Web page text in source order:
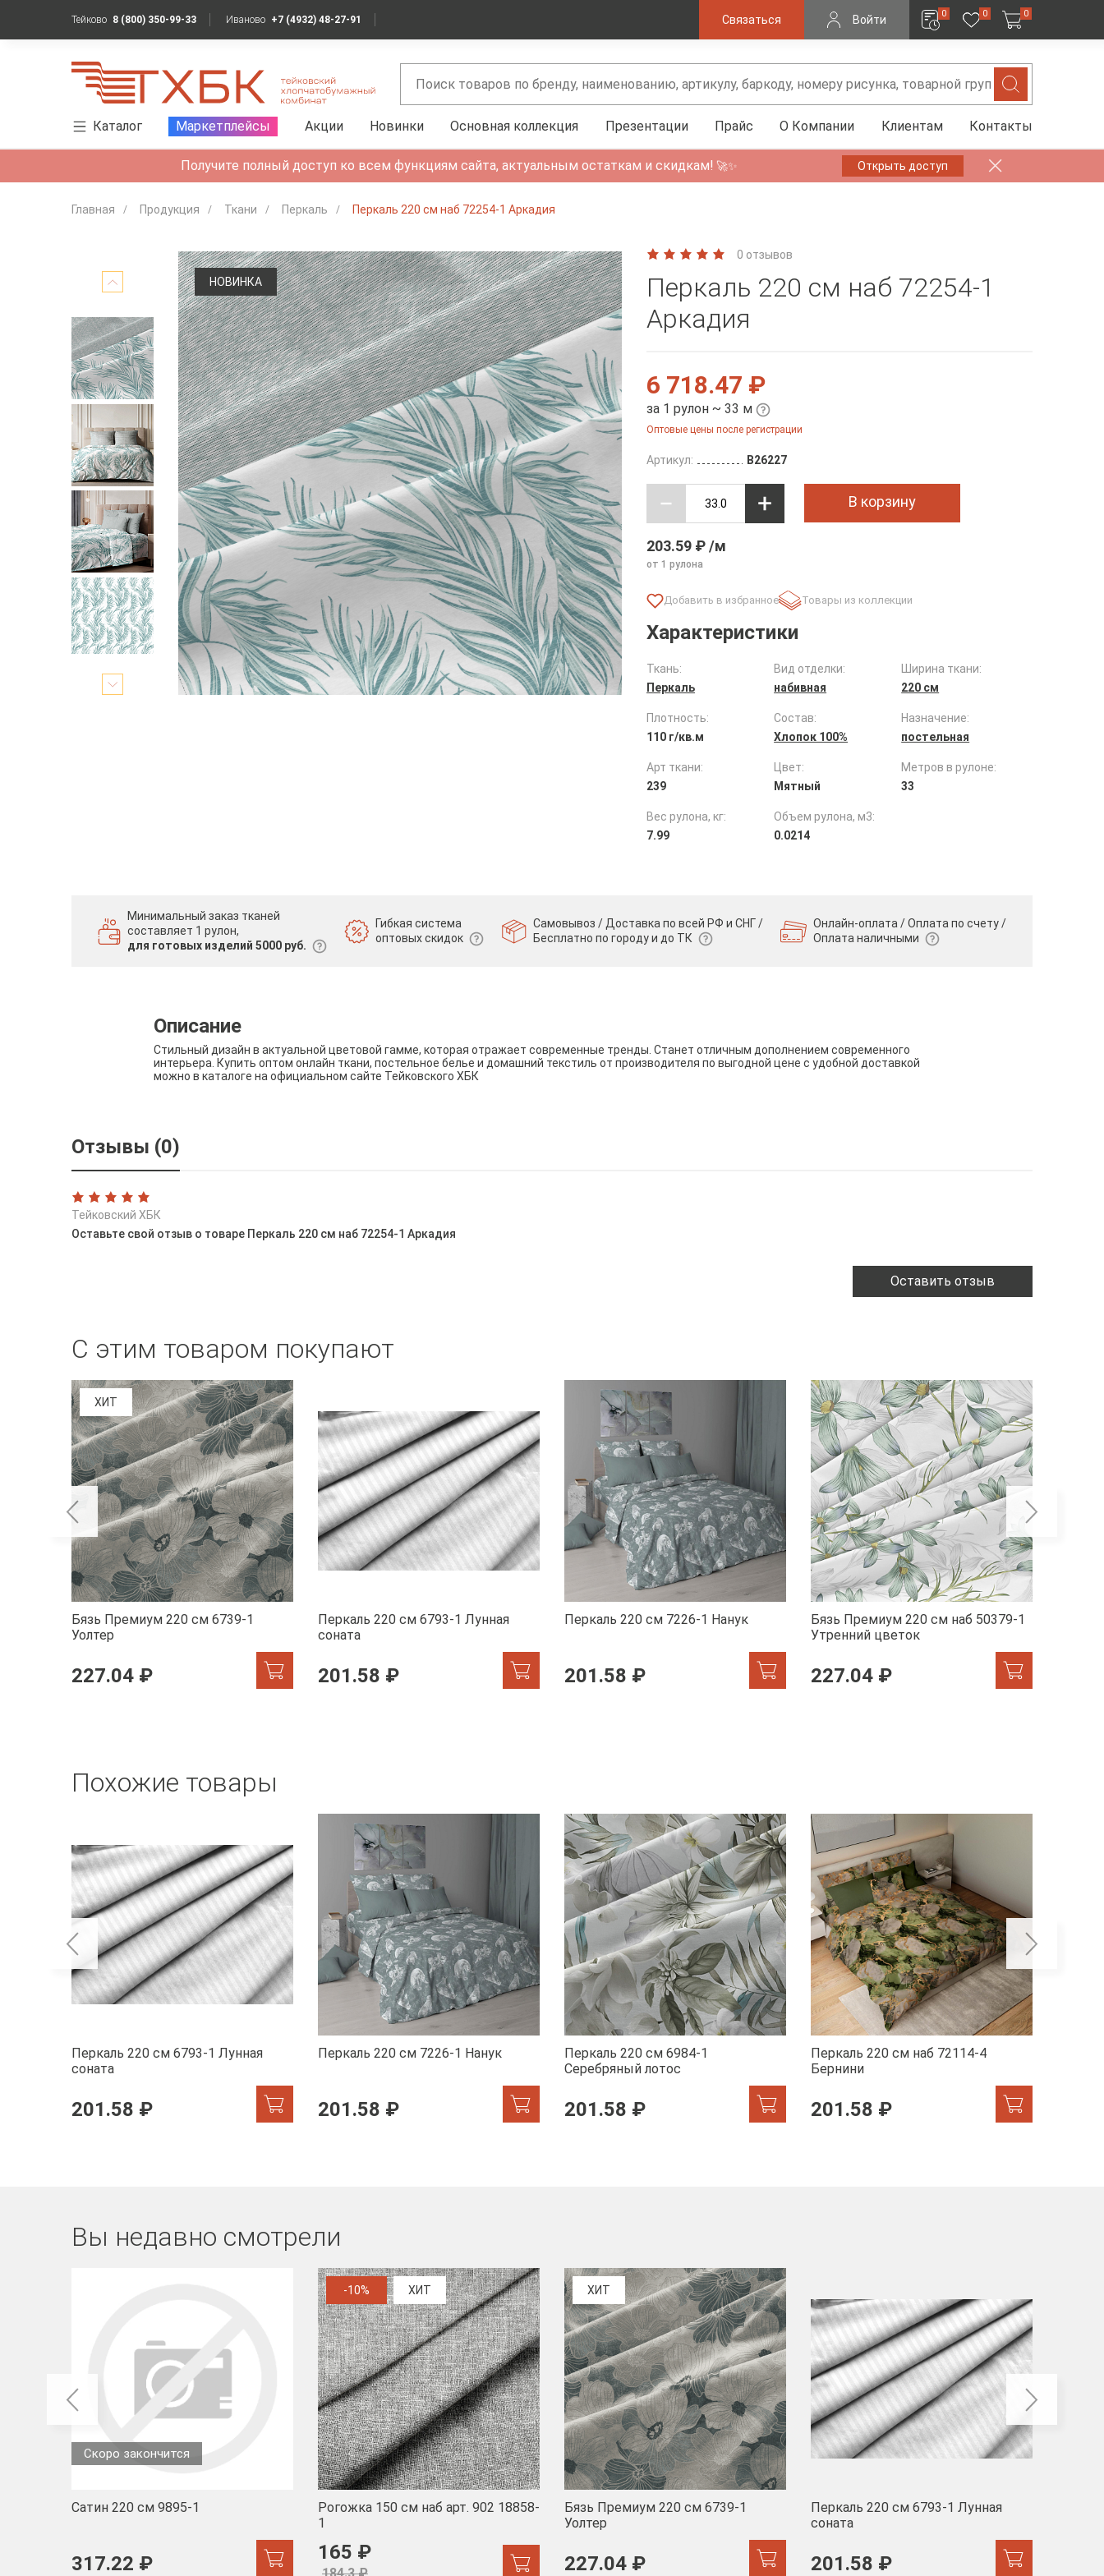
Тейково 8 (800) 350-99-33 Иваново +7 (4932) 48-27-91 Связаться Войти 0 0 0
Каталог Маркетплейсы Акции Новинки Основная коллекция Презентации Прайс О Компании Клиентам Контакты
Получите полный доступ ко всем функциям сайта, актуальным остаткам и скидкам! 🚀✨ Открыть доступ
Главная Продукция Ткани Перкаль Перкаль 220 см наб 72254-1 Аркадия
НОВИНКА
0 отзывов
Перкаль 220 см наб 72254-1
Аркадия
6 718.47 ₽
за 1 рулон ~ 33 м
Оптовые цены после регистрации
Артикул: B26227
В корзину
203.59 ₽ /м
от 1 рулона
Товары из коллекции
Характеристики
Ткань:
Перкаль
Вид отделки:
набивная
Ширина ткани:
220 см
Плотность:
110 г/кв.м
Состав:
Хлопок 100%
Назначение:
постельная
Арт ткани:
239
Цвет:
Мятный
Метров в рулоне:
33
Вес рулона, кг:
7.99
Объем рулона, м3:
0.0214
Минимальный заказ тканей
составляет 1 рулон,
для готовых изделий 5000 руб.
Гибкая система
оптовых скидок
Самовывоз / Доставка по всей РФ и СНГ /
Бесплатно по городу и до ТК
Онлайн-оплата / Оплата по счету /
Оплата наличными
Описание
Стильный дизайн в актуальной цветовой гамме, которая отражает современные тренды. Станет отличным дополнением современного
интерьера. Купить оптом онлайн ткани, постельное белье и домашний текстиль от производителя по выгодной цене с удобной доставкой
можно в каталоге на официальном сайте Тейковского ХБК
Отзывы (0)
Тейковский ХБК
Оставьте свой отзыв о товаре Перкаль 220 см наб 72254-1 Аркадия
Оставить отзыв
С этим товаром покупают
ХИТ
Бязь Премиум 220 см 6739-1
Уолтер
227.04 ₽
Перкаль 220 см 6793-1 Лунная
соната
201.58 ₽
Перкаль 220 см 7226-1 Нанук
201.58 ₽
Бязь Премиум 220 см наб 50379-1
Утренний цветок
227.04 ₽
Похожие товары
Перкаль 220 см 6793-1 Лунная
соната
201.58 ₽
Перкаль 220 см 7226-1 Нанук
201.58 ₽
Перкаль 220 см 6984-1
Серебряный лотос
201.58 ₽
Перкаль 220 см наб 72114-4
Бернини
201.58 ₽
Вы недавно смотрели
Скоро закончится
Сатин 220 см 9895-1
317.22 ₽
-10% ХИТ
Рогожка 150 см наб арт. 902 18858-
1
165 ₽
ХИТ
Бязь Премиум 220 см 6739-1
Уолтер
227.04 ₽
Перкаль 220 см 6793-1 Лунная
соната
201.58 ₽